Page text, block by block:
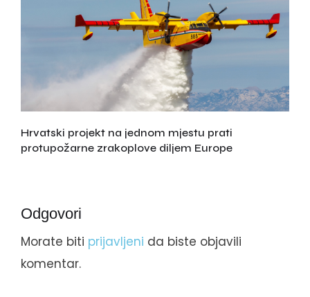
Hrvatski projekt na jednom mjestu prati
protupožarne zrakoplove diljem Europe
Odgovori
Morate biti prijavljeni da biste objavili
komentar.